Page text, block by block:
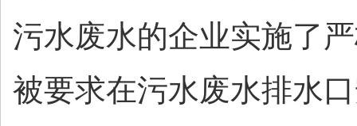
污水废水的企业实施了
被要求在污水废水排水